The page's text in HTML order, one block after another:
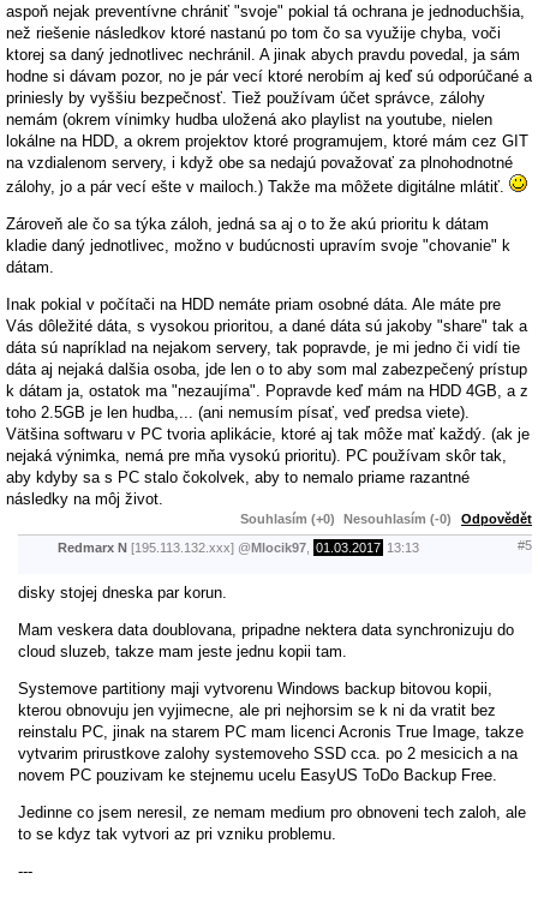
aspoň nejak preventívne chrániť "svoje" pokial tá ochrana je jednoduchšia,
než riešenie následkov ktoré nastanú po tom čo sa využije chyba, voči
ktorej sa daný jednotlivec nechránil. A jinak abych pravdu povedal, ja sám
hodne si dávam pozor, no je pár vecí ktoré nerobím aj keď sú odporúčané a
priniesly by vyššiu bezpečnosť. Tiež používam účet správce, zálohy
nemám (okrem vínimky hudba uložená ako playlist na youtube, nielen
lokálne na HDD, a okrem projektov ktoré programujem, ktoré mám cez GIT
na vzdialenom servery, i když obe sa nedajú považovať za plnohodnotné
zálohy, jo a pár vecí ešte v mailoch.) Takže ma môžete digitálne mlátiť.
Zároveň ale čo sa týka záloh, jedná sa aj o to že akú prioritu k dátam
kladie daný jednotlivec, možno v budúcnosti upravím svoje "chovanie" k
dátam.
Inak pokial v počítači na HDD nemáte priam osobné dáta. Ale máte pre
Vás dôležité dáta, s vysokou prioritou, a dané dáta sú jakoby "share" tak a
dáta sú napríklad na nejakom servery, tak popravde, je mi jedno či vidí tie
dáta aj nejaká dalšia osoba, jde len o to aby som mal zabezpečený prístup
k dátam ja, ostatok ma "nezaujíma". Popravde keď mám na HDD 4GB, a z
toho 2.5GB je len hudba,... (ani nemusím písať, veď predsa viete).
Vätšina softwaru v PC tvoria aplikácie, ktoré aj tak môže mať každý. (ak je
nejaká výnimka, nemá pre mňa vysokú prioritu). PC používam skôr tak,
aby kdyby sa s PC stalo čokolvek, aby to nemalo priame razantné
následky na môj život.
Souhlasím (+0) Nesouhlasím (-0) Odpovědět
Redmarx N [195.113.132.xxx] @Mlocik97 01.03.2017 13:13 #5
disky stojej dneska par korun.
Mam veskera data doublovana, pripadne nektera data synchronizuju do
cloud sluzeb, takze mam jeste jednu kopii tam.
Systemove partitiony maji vytvorenu Windows backup bitovou kopii,
kterou obnovuju jen vyjimecne, ale pri nejhorsim se k ni da vratit bez
reinstalu PC, jinak na starem PC mam licenci Acronis True Image, takze
vytvarim prirustkove zalohy systemoveho SSD cca. po 2 mesicich a na
novem PC pouzivam ke stejnemu ucelu EasyUS ToDo Backup Free.
Jedinne co jsem neresil, ze nemam medium pro obnoveni tech zaloh, ale
to se kdyz tak vytvori az pri vzniku problemu.
---